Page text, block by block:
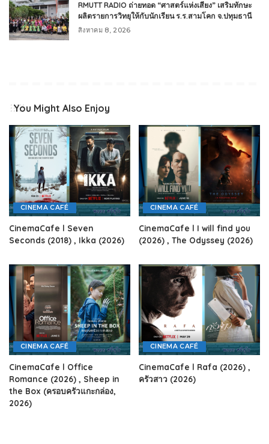
RMUTT RADIO ถ่ายทอด “ศาสตร์แห่งเสียง” เสริมทักษะ
ผลิตรายการวิทยุให้กับนักเรียน ร.ร.สามโคก จ.ปทุมธานี
สิงหาคม 8, 2026
You Might Also Enjoy
CINEMA CAFÉ
CinemaCafe l Seven
Seconds (2018) , Ikka (2026)
CINEMA CAFÉ
CinemaCafe l I will find you
(2026) , The Odyssey (2026)
CINEMA CAFÉ
CinemaCafe l Office
Romance (2026) , Sheep in
the Box (ครอบครัวแกะกล่อง,
2026)
CINEMA CAFÉ
CinemaCafe l Rafa (2026) ,
ครัวสาว (2026)